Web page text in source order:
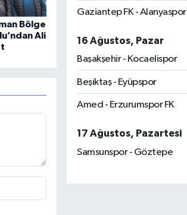
Bölge
Ali
Gaziantep FK - Alanyaspor
16 Ağustos, Pazar
Başakşehir - Kocaelispor
Beşiktaş - Eyüpspor
Amed - Erzurumspor FK
17 Ağustos, Pazartesi
Samsunspor - Göztepe